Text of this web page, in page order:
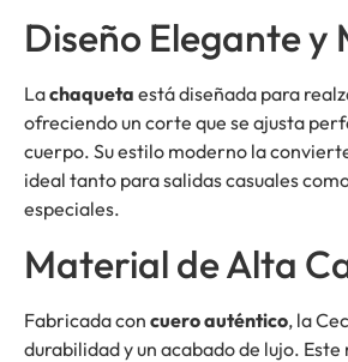
Diseño Elegante y
Lachaqueta está diseñada para
ofreciendo un corte que se ajusta
cuerpo. Su estilo moderno la
ideal tanto para salidas casuales
especiales.
Material de Alta
Fabricada con cuero auténtico, la
durabilidad y un acabado de lujo.